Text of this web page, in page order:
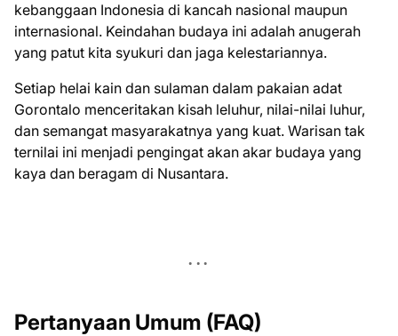
kebanggaan Indonesia di kancah nasional maupun
internasional. Keindahan budaya ini adalah anugerah
yang patut kita syukuri dan jaga kelestariannya.
Setiap helai kain dan sulaman dalam pakaian adat
Gorontalo menceritakan kisah leluhur, nilai-nilai luhur,
dan semangat masyarakatnya yang kuat. Warisan tak
ternilai ini menjadi pengingat akan akar budaya yang
kaya dan beragam di Nusantara.
Pertanyaan Umum (FAQ)